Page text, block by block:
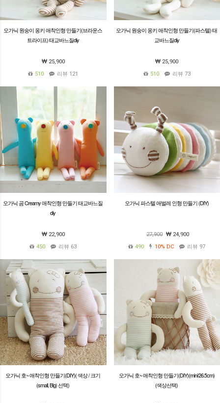
오가닉 원숭이 옹키 애착인형 만들기(브라운스
트라이프) 태교바느질diy
25,900
510
리뷰 121
오가닉 원숭이 옹키 애착인형 만들기(파스텔) 태
교바느질diy
25,900
510
리뷰 73
오가닉 곰 Creamy 애착인형 만들기 태교바느질
diy
22,900
450
리뷰 63
오가닉 파스텔 애벌레 인형 만들기 (DIY)
27,900
24,900
490
10% DC 리뷰 97
오가닉 호~ 애착인형 만들기(DIY)( 색상 / 크기
(small, Big) 선택)
오가닉 호~ 애착인형 만들기(DIY)(mini/26.5cm)
(색상선택)